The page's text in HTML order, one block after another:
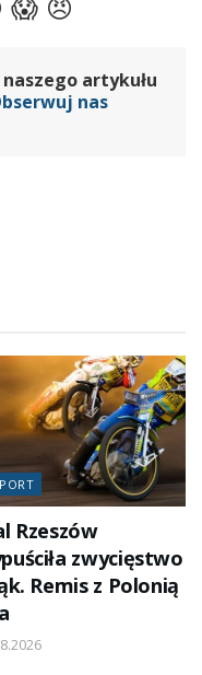
artykułu
nas
Rzeszów
zwycięstwo
Remis z Polonią